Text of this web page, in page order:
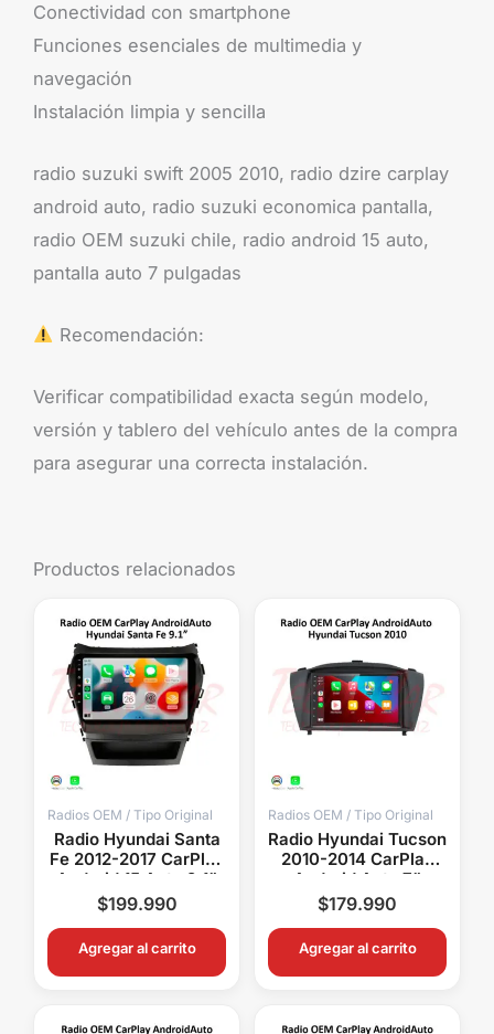
Conectividad con smartphone
Funciones esenciales de multimedia y
navegación
Instalación limpia y sencilla
radio suzuki swift 2005 2010, radio dzire carplay
android auto, radio suzuki economica pantalla,
radio OEM suzuki chile, radio android 15 auto,
pantalla auto 7 pulgadas
Recomendación:
Verificar compatibilidad exacta según modelo,
versión y tablero del vehículo antes de la compra
para asegurar una correcta instalación.
Productos relacionados
Radios OEM / Tipo Original
Radio Hyundai Santa
Fe 2012-2017 CarPlay
Android 15 Auto 9.1”
Pantalla OEM
Bluetooth GPS
$199.990
Agregar al carrito
Radios OEM / Tipo Original
Radio Hyundai Tucson
2010-2014 CarPlay
Android Auto 7”
Pantalla OEM
Bluetooth GPS WiFi
$179.990
Agregar al carrito